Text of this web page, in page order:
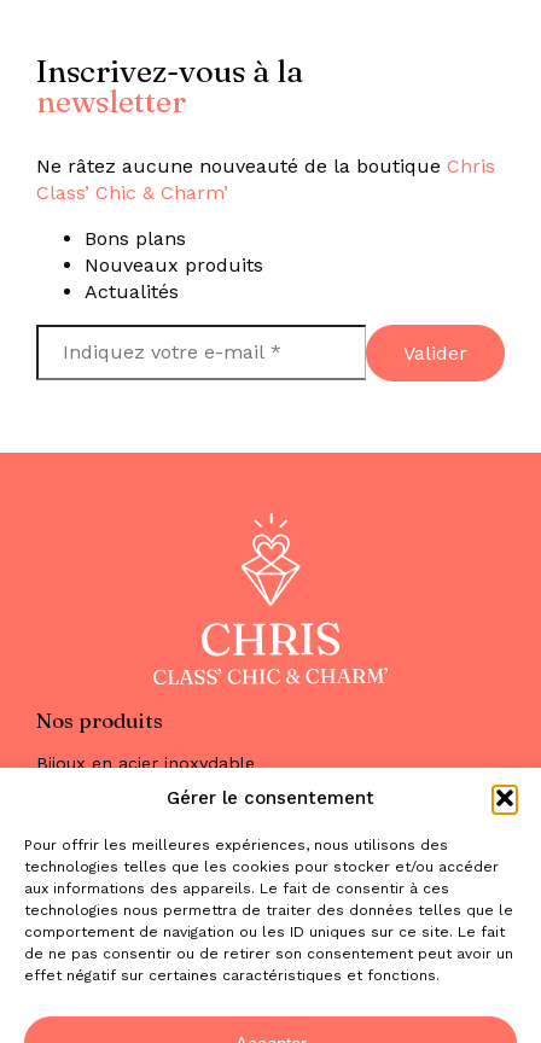
Gérer le consentement
Pour offrir les meilleures expériences, nous utilisons des
technologies telles que les cookies pour stocker et/ou accéder
aux informations des appareils. Le fait de consentir à ces
technologies nous permettra de traiter des données telles que le
comportement de navigation ou les ID uniques sur ce site. Le fait
de ne pas consentir ou de retirer son consentement peut avoir un
effet négatif sur certaines caractéristiques et fonctions.
Inscrivez-vous à la
newsletter
Ne râtez aucune nouveauté de la boutique Chris
Class’ Chic & Charm’
Bons plans
Nouveaux produits
Actualités
Nos produits
Bijoux en acier inoxydable
Maquillage
Parfums
Nous trouver
& nous contacter
2 place de la Liberté
31470 Saint-Lys
06 52 05 69 65